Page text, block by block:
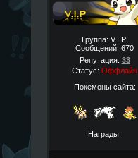
Группа: V.I.P.
Сообщений: 670
Репутация: 33
Статус: Оффлайн
Покемоны сайта:
Награды: